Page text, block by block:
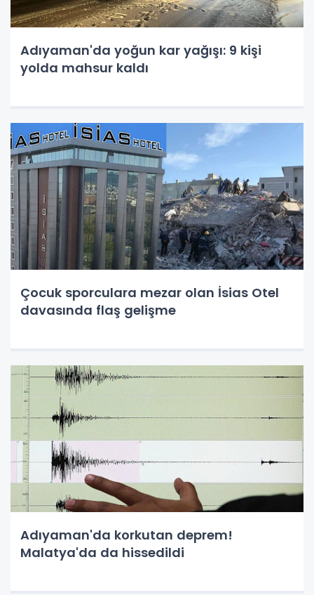
Adıyaman'da yoğun kar yağışı: 9 kişi
yolda mahsur kaldı
Çocuk sporculara mezar olan İsias Otel
davasında flaş gelişme
Adıyaman'da korkutan deprem!
Malatya'da da hissedildi